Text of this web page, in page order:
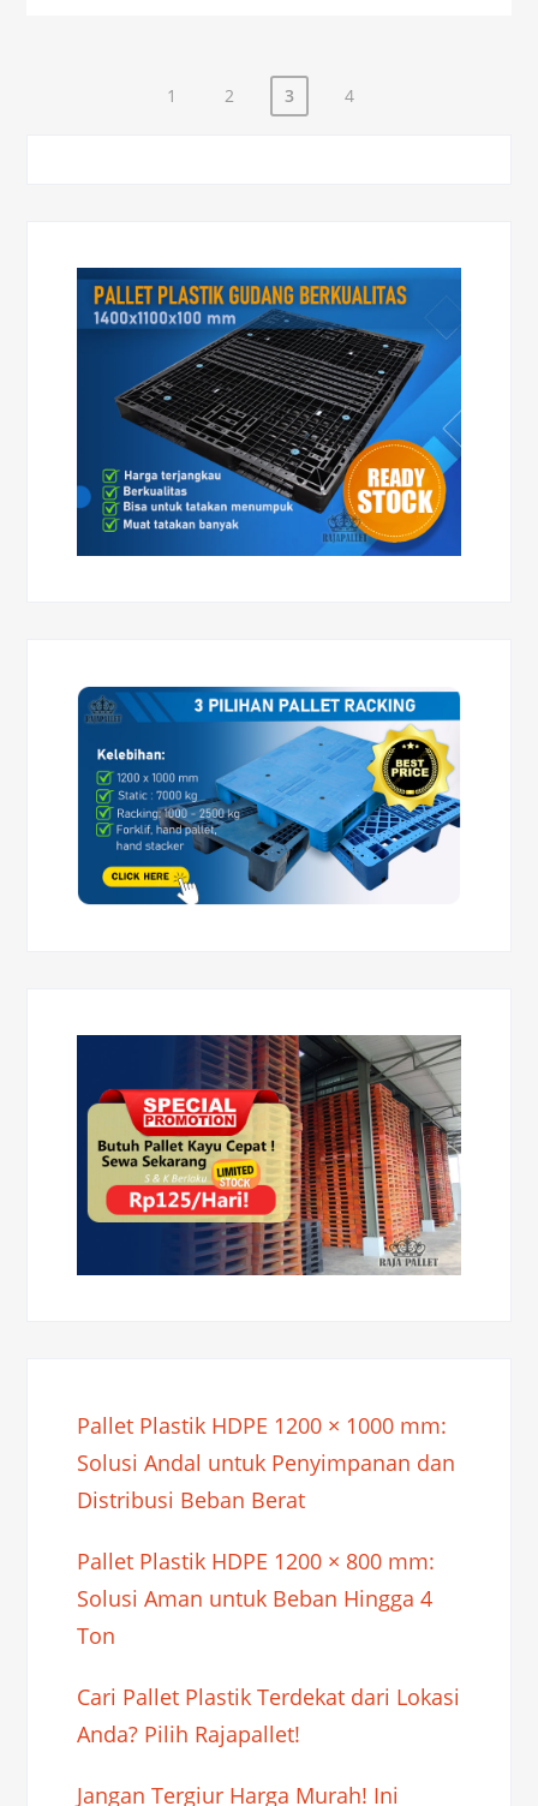
1 2 3 4
Pallet Plastik HDPE 1200 × 1000 mm:
Solusi Andal untuk Penyimpanan dan
Distribusi Beban Berat
Pallet Plastik HDPE 1200 × 800 mm:
Solusi Aman untuk Beban Hingga 4
Ton
Cari Pallet Plastik Terdekat dari Lokasi
Anda? Pilih Rajapallet!
Jangan Tergiur Harga Murah! Ini